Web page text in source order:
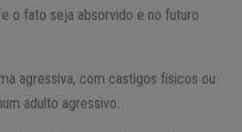
o fato seja absorvido e no futuro
agressiva, com castigos físicos ou
adulto agressivo.